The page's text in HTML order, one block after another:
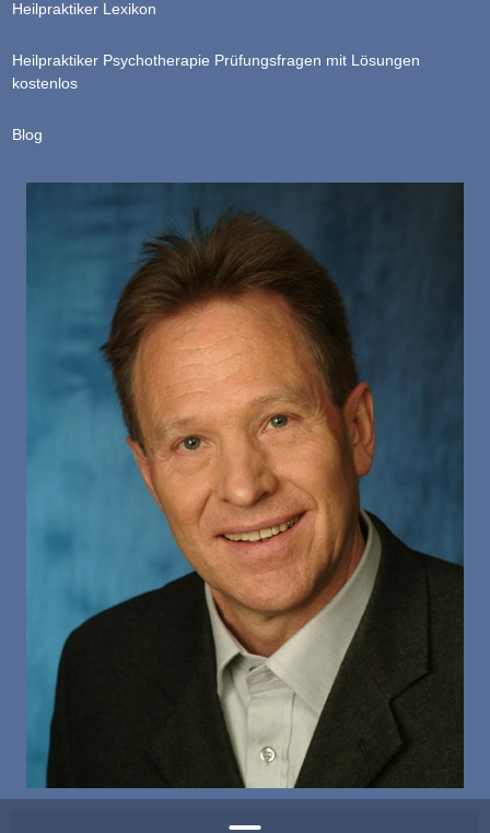
Heilpraktiker Lexikon
Heilpraktiker Psychotherapie Prüfungsfragen mit Lösungen
kostenlos
Blog